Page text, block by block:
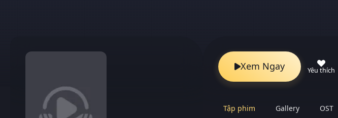
Xem Ngay Yêu thích
Tập phim Gallery OST